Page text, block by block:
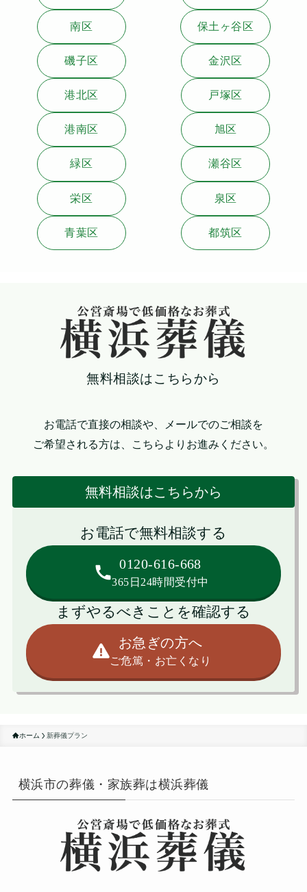
南区 保土ヶ谷区
磯子区 金沢区
港北区 戸塚区
港南区 旭区
緑区 瀬谷区
栄区 泉区
青葉区 都筑区
無料相談はこちらから
お電話で直接の相談や、メールでのご相談を
ご希望される方は、こちらよりお進みください。
無料相談はこちらから
お電話で無料相談する
0120-616-668
365日24時間受付中
まずやるべきことを確認する
お急ぎの方へ
ご危篤・お亡くなり
ホーム 新葬儀プラン
横浜市の葬儀・家族葬は横浜葬儀